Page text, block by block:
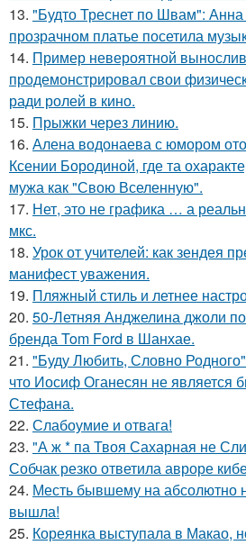
13. "Будто Треснет по Швам": Анна
прозрачном платье посетила
14. Пример невероятной
продемонстрировал свои
ради ролей в кино.
15. Прыжки через линию.
16. Алена водонаева с юмором
Ксении Бородиной, где та
мужа как "Свою Вселенную".
17. Нет, это не графика … а
мкс.
18. Урок от учителей: как зендея
манифест уважения.
19. Пляжный стиль и летнее
20. 50-Летняя Анджелина джоли
бренда Tom Ford в Шанхае.
21. "Буду Любить, Словно
что Иосиф Оганесян не является
Стефана.
22. Слабоумие и отвага!
23. "А ж * па Твоя Сахарная не
Собчак резко ответила авроре
24. Месть бывшему на абсолютно
вышла!
25. Кореянка выступала в Макао,